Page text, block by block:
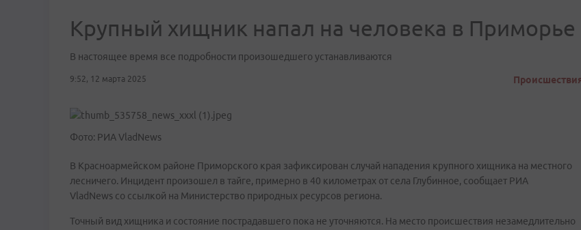
Крупный хищник напал на человека в Приморье
В настоящее время все подробности произошедшего устанавливаются
9:52, 12 марта 2025
Фото: РИА VladNews
В Красноармейском районе Приморского края зафиксирован случай нападения крупного хищника на местного
лесничего. Инцидент произошел в тайге, примерно в 40 километрах от села Глубинное, сообщает РИА
VladNews со ссылкой на Министерство природных ресурсов региона.
Точный вид хищника и состояние пострадавшего пока не уточняются. На место происшествия незамедлительно